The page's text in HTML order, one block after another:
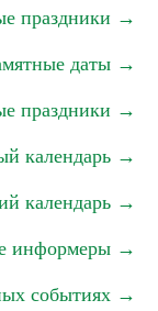
праздники →
даты →
праздники →
календарь →
календарь →
информеры →
событиях →